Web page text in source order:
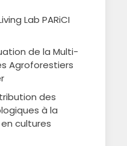
Lab PARiCI
de la Multi-
Agroforestiers
des
à la
cultures